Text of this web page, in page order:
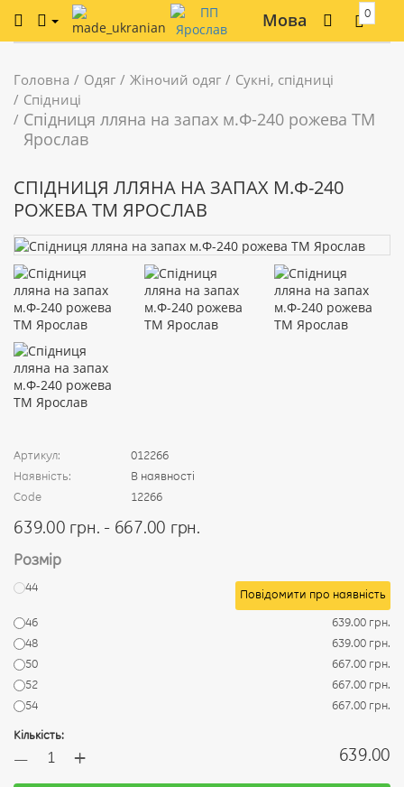
Мова 0
Головна Одяг Жіночий одяг
Сукні, спідниці
Спідниці
Спідниця лляна на запах м.Ф-240 рожева ТМ
Ярослав
СПІДНИЦЯ ЛЛЯНА НА ЗАПАХ М.Ф-240
РОЖЕВА ТМ ЯРОСЛАВ
Артикул:
012266
Наявність:
В наявності
Code
12266
639.00 грн. - 667.00 грн.
Розмір
44
Повідомити про наявність
46
639.00 грн.
48
639.00 грн.
50
667.00 грн.
52
667.00 грн.
54
667.00 грн.
Кількість:
— + 639.00